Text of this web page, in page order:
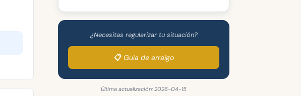
¿Necesitas regularizar tu situación?
📋 Guía de arraigo
Última actualización: 2026-04-15